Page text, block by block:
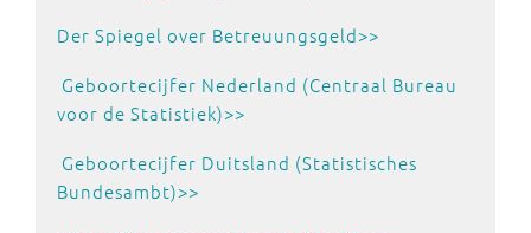
Der Spiegel over Betreuungsgeld>>
Geboortecijfer Nederland (Centraal Bureau
voor de Statistiek)>>
Geboortecijfer Duitsland (Statistisches
Bundesambt)>>